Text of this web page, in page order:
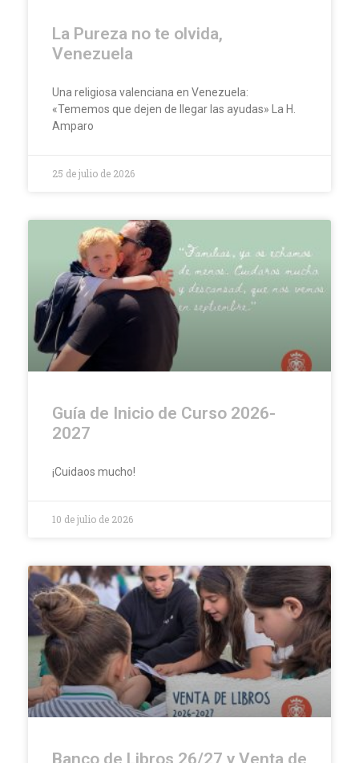
La Pureza no te olvida,
Venezuela
Una religiosa valenciana en Venezuela:
«Tememos que dejen de llegar las ayudas» La H.
Amparo
25 de julio de 2026
Guía de Inicio de Curso 2026-
2027
¡Cuidaos mucho!
10 de julio de 2026